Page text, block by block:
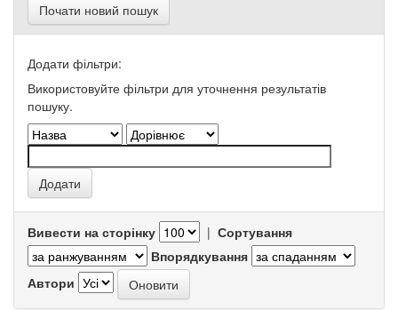
Почати новий пошук
Додати фільтри:
Використовуйте фільтри для уточнення результатів
пошуку.
Вивести на сторінку | Сортування
Впорядкування
Автори